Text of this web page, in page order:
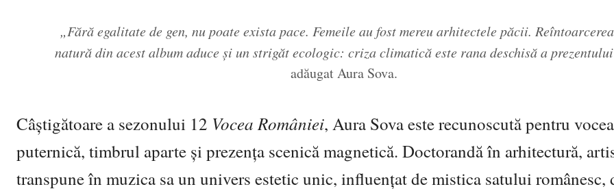
„Fără egalitate de gen, nu poate exista pace. Femeile au fost mereu arhitectele păcii.
natură din acest album aduce și un strigăt ecologic: criza climatică este rana deschisă a
adăugat Aura Sova.
Câștigătoare a sezonului 12 Vocea României, Aura Sova este recunoscută pentru
puternică, timbrul aparte și prezența scenică magnetică. Doctorandă în arhitectură,
transpune în muzica sa un univers estetic unic, influențat de mistica satului românesc,